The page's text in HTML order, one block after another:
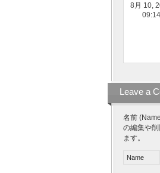
8月 10,
09:14
Leave a
名前
の編集や
ます。
Name